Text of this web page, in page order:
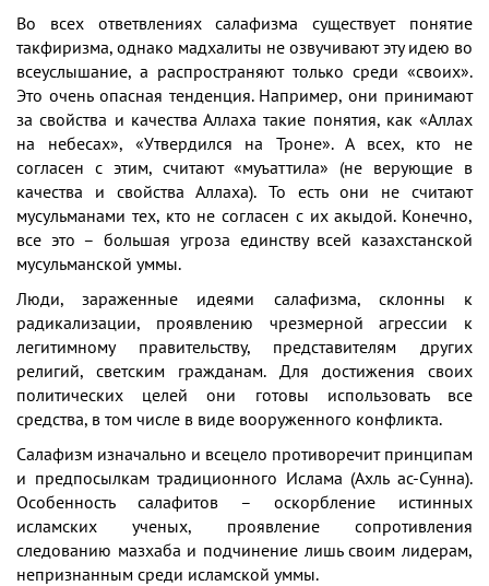
Во всех ответвлениях салафизма существует понятие
такфиризма, однако мадхалиты не озвучивают эту идею во
всеуслышание, а распространяют только среди «своих».
Это очень опасная тенденция. Например, они принимают
за свойства и качества Аллаха такие понятия, как «Аллах
на небесах», «Утвердился на Троне». А всех, кто не
согласен с этим, считают «муъаттила» (не верующие в
качества и свойства Аллаха). То есть они не считают
мусульманами тех, кто не согласен с их акыдой. Конечно,
все это – большая угроза единству всей казахстанской
мусульманской уммы.
Люди, зараженные идеями салафизма, склонны к
радикализации, проявлению чрезмерной агрессии к
легитимному правительству, представителям других
религий, светским гражданам. Для достижения своих
политических целей они готовы использовать все
средства, в том числе в виде вооруженного конфликта.
Салафизм изначально и всецело противоречит принципам
и предпосылкам традиционного Ислама (Ахль ас-Сунна).
Особенность салафитов – оскорбление истинных
исламских ученых, проявление сопротивления
следованию мазхаба и подчинение лишь своим лидерам,
непризнанным среди исламской уммы.